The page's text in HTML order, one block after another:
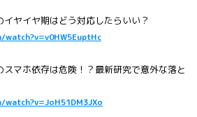
イヤイヤ期はどう対応したらいい？
スマホ依存は危険！？最新研究で意外な落と